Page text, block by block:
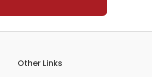
Other Links